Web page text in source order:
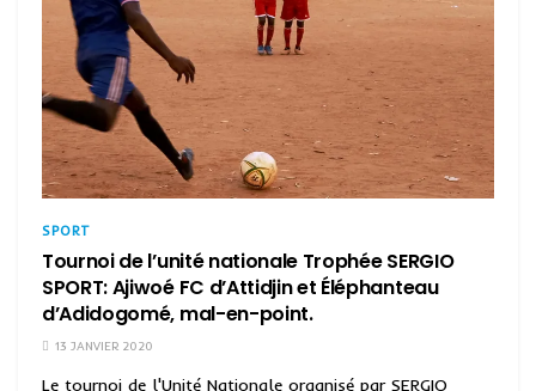
SPORT
Tournoi de l’unité nationale Trophée SERGIO
SPORT: Ajiwoé FC d’Attidjin et Éléphanteau
d’Adidogomé, mal-en-point.
13 JANVIER 2020
Le tournoi de l'Unité Nationale organisé par SERGIO